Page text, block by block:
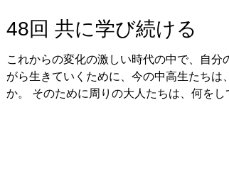
48回 共に学び続ける
これからの変化の激しい時代の中で、自分
がら生きていくために、今の中高生たちは
か。 そのために周りの大人たちは、何を